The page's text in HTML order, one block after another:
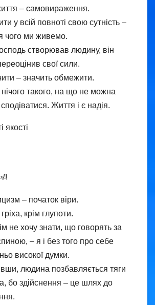
– самовираження.
у всій повноті свою сутність –
чого ми живемо.
створював людину, він
свої сили.
– значить обмежити.
такого, на що не можна
Життя і є надія.
якості
– початок віри.
крім глупоти.
не хочу знати, що говорять за
– я і без того про себе
високої думки.
людина позбавляється тяги
бо здійснення – це шлях до